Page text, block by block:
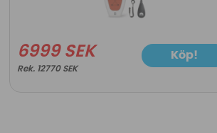
6999 SEK
12770 SEK
Köp!